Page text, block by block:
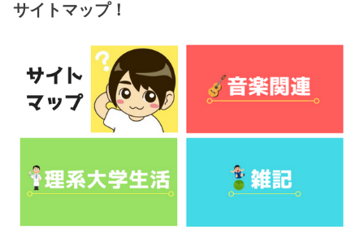
サイトマップ！